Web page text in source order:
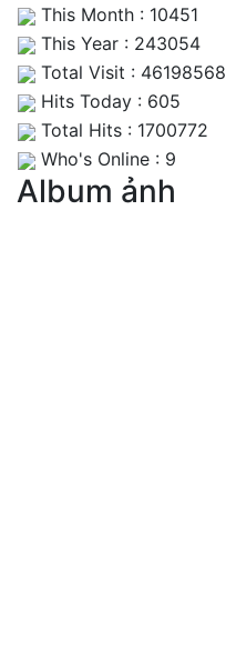
This Month : 10451
This Year : 243054
Total Visit : 46198568
Hits Today : 605
Total Hits : 1700772
Who's Online : 9
Album ảnh